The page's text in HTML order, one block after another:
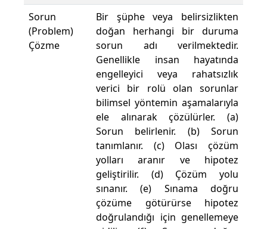
Sorun
(Problem)
Çözme
Bir şüphe veya belirsizlikten
doğan herhangi bir duruma
sorun adı verilmektedir.
Genellikle insan hayatında
engelleyici veya rahatsızlık
verici bir rolü olan sorunlar
bilimsel yöntemin aşamalarıyla
ele alınarak çözülürler. (a)
Sorun belirlenir. (b) Sorun
tanımlanır. (c) Olası çözüm
yolları aranır ve hipotez
geliştirilir. (d) Çözüm yolu
sınanır. (e) Sınama doğru
çözüme götürürse hipotez
doğrulandığı için genellemeye